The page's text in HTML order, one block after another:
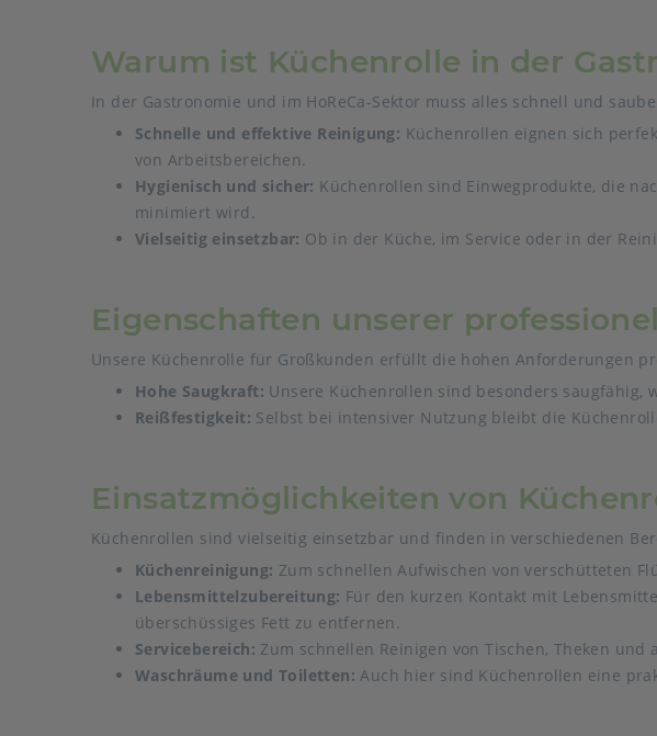
Warum ist Küchenrolle in der
In der Gastronomie und im HoReCa-Sektor muss alles schnell und
Schnelle und effektive Reinigung: Küchenrollen eignen sich
von Arbeitsbereichen.
Hygienisch und sicher: Küchenrollen sind Einwegprodukte, die
minimiert wird.
Vielseitig einsetzbar: Ob in der Küche, im Service oder in der
Eigenschaften unserer
Unsere Küchenrolle für Großkunden erfüllt die hohen Anforderungen
Hohe Saugkraft: Unsere Küchenrollen sind besonders saugfähig,
Reißfestigkeit: Selbst bei intensiver Nutzung bleibt die
Einsatzmöglichkeiten von
Küchenrollen sind vielseitig einsetzbar und finden in verschiedenen
Küchenreinigung: Zum schnellen Aufwischen von verschütteten
Lebensmittelzubereitung: Für den kurzen Kontakt mit
überschüssiges Fett zu entfernen.
Servicebereich: Zum schnellen Reinigen von Tischen, Theken
Waschräume und Toiletten: Auch hier sind Küchenrollen eine